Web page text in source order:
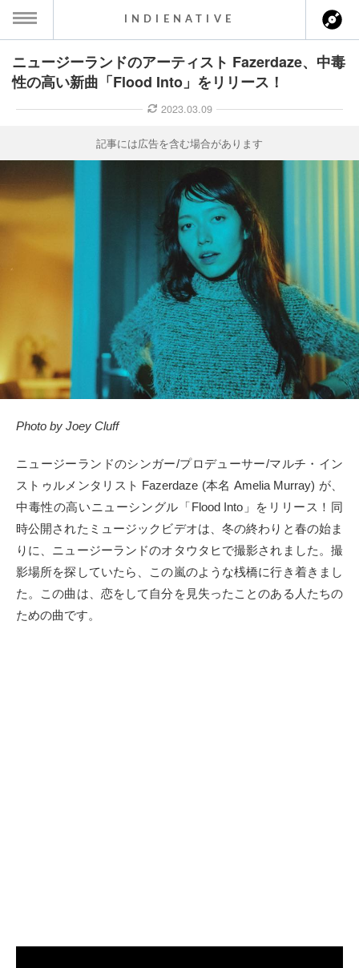
MENU
ト情報
アーティスト
ト
クト
SOCIAL
Twitter
Facebook
Tumblr
Soundcloud
INDIENATIVE
ニュージーランドのアーティスト Fazerdaze、中毒
性の高い新曲「Flood Into」をリリース！
2023.03.09
記事には広告を含む場合があります
Photo by Joey Cluff
ニュージーランドのシンガー/プロデューサー/マルチ・イン
ストゥルメンタリスト Fazerdaze (本名 Amelia Murray) が、
中毒性の高いニューシングル「Flood Into」をリリース！同
時公開されたミュージックビデオは、冬の終わりと春の始ま
りに、ニュージーランドのオタウタヒで撮影されました。撮
影場所を探していたら、この嵐のような桟橋に行き着きまし
た。この曲は、恋をして自分を見失ったことのある人たちの
ための曲です。